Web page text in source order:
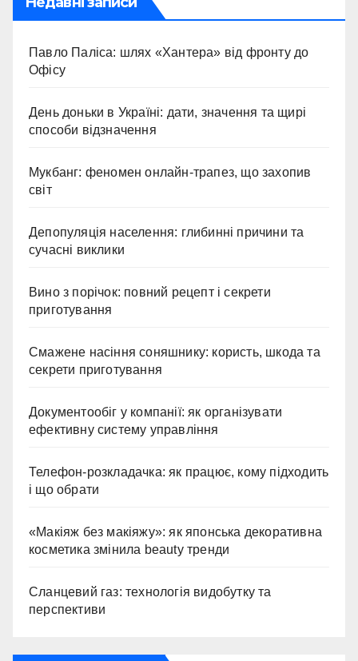
Павло Паліса: шлях «Хантера» від фронту до
Офісу
День доньки в Україні: дати, значення та щирі
способи відзначення
Мукбанг: феномен онлайн-трапез, що захопив
світ
Депопуляція населення: глибинні причини та
сучасні виклики
Вино з порічок: повний рецепт і секрети
приготування
Смажене насіння соняшнику: користь, шкода та
секрети приготування
Документообіг у компанії: як організувати
ефективну систему управління
Телефон-розкладачка: як працює, кому підходить
і що обрати
«Макіяж без макіяжу»: як японська декоративна
косметика змінила beauty тренди
Сланцевий газ: технологія видобутку та
перспективи